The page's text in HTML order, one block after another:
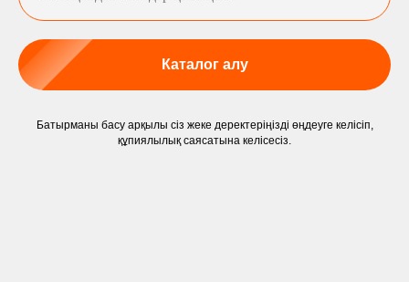
Каталог алу
Батырманы басу арқылы сіз жеке деректеріңізді өңдеуге келісіп,
құпиялылық саясатына келісесіз.